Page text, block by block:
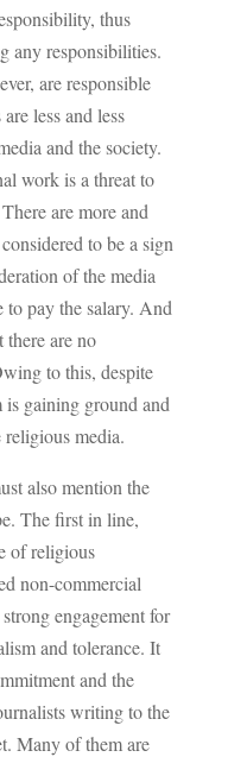
thus
any responsibilities.
are responsible
less and less
and the society.
work is a threat to
are more and
to be a sign
of the media
to pay the salary. And
are no
to this, despite
gaining ground and
media.
also mention the
The first in line,
of religious
non-commercial
engagement for
and tolerance. It
and the
writing to the
Many of them are